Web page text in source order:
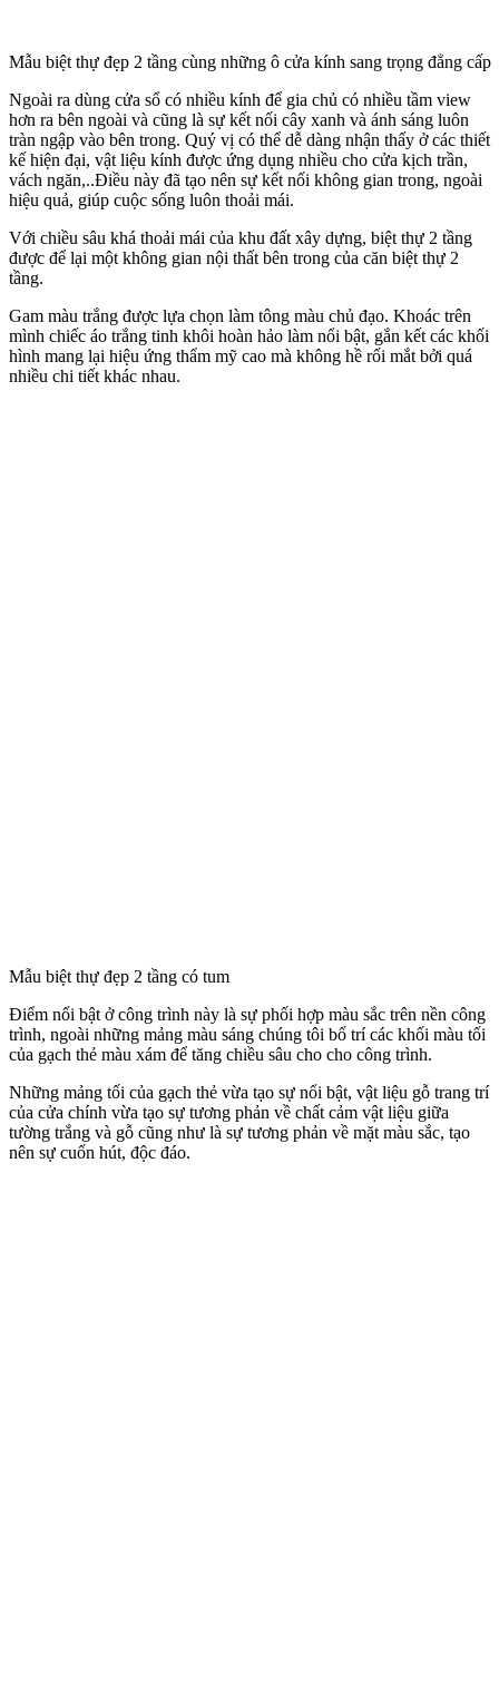
Mẫu biệt thự đẹp 2 tầng cùng những ô cửa kính sang trọng đẳng cấp
Ngoài ra dùng cửa sổ có nhiều kính để gia chủ có nhiều tầm view
hơn ra bên ngoài và cũng là sự kết nối cây xanh và ánh sáng luôn
tràn ngập vào bên trong. Quý vị có thể dễ dàng nhận thấy ở các thiết
kế hiện đại, vật liệu kính được ứng dụng nhiều cho cửa kịch trần,
vách ngăn,..Điều này đã tạo nên sự kết nối không gian trong, ngoài
hiệu quả, giúp cuộc sống luôn thoải mái.
Với chiều sâu khá thoải mái của khu đất xây dựng, biệt thự 2 tầng
được để lại một không gian nội thất bên trong của căn biệt thự 2
tầng.
Gam màu trắng được lựa chọn làm tông màu chủ đạo. Khoác trên
mình chiếc áo trắng tinh khôi hoàn hảo làm nổi bật, gắn kết các khối
hình mang lại hiệu ứng thẩm mỹ cao mà không hề rối mắt bởi quá
nhiều chi tiết khác nhau.
Mẫu biệt thự đẹp 2 tầng có tum
Điểm nổi bật ở công trình này là sự phối hợp màu sắc trên nền công
trình, ngoài những mảng màu sáng chúng tôi bố trí các khối màu tối
của gạch thẻ màu xám để tăng chiều sâu cho cho công trình.
Những mảng tối của gạch thẻ vừa tạo sự nổi bật, vật liệu gỗ trang trí
của cửa chính vừa tạo sự tương phản về chất cảm vật liệu giữa
tường trắng và gỗ cũng như là sự tương phản về mặt màu sắc, tạo
nên sự cuốn hút, độc đáo.